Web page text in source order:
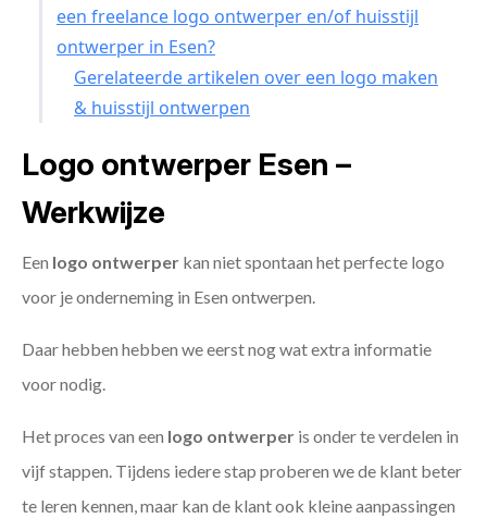
een freelance logo ontwerper en/of huisstijl
ontwerper in Esen?
Gerelateerde artikelen over een logo maken
& huisstijl ontwerpen
Logo ontwerper Esen –
Werkwijze
Een logo ontwerper kan niet spontaan het perfecte logo
voor je onderneming in Esen ontwerpen.
Daar hebben hebben we eerst nog wat extra informatie
voor nodig.
Het proces van een logo ontwerper is onder te verdelen in
vijf stappen. Tijdens iedere stap proberen we de klant beter
te leren kennen, maar kan de klant ook kleine aanpassingen